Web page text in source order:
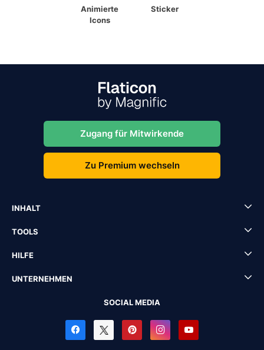
Animierte
Icons
Sticker
Zugang für Mitwirkende
Zu Premium wechseln
INHALT
TOOLS
HILFE
UNTERNEHMEN
SOCIAL MEDIA